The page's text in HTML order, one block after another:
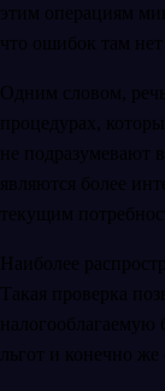
этим операциям
что ошибок там
Одним словом,
процедурах,
не подразумевают
являются более
текущим
Наиболее
Такая проверка
льгот и конечно